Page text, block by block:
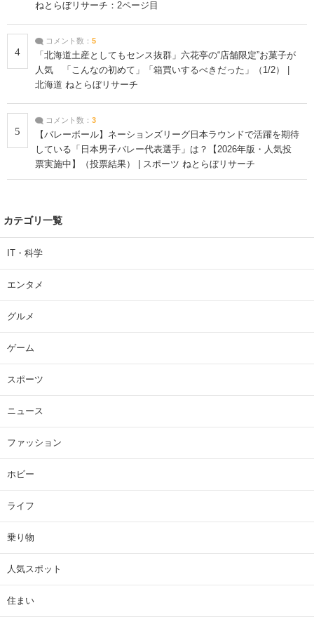
ねとらぼリサーチ：2ページ目
4
コメント数： 5
「北海道土産としてもセンス抜群」六花亭の“店舗限定”お菓子が
人気 「こんなの初めて」「箱買いするべきだった」（1/2） |
北海道 ねとらぼリサーチ
5
コメント数： 3
【バレーボール】ネーションズリーグ日本ラウンドで活躍を期待
している「日本男子バレー代表選手」は？【2026年版・人気投
票実施中】（投票結果） | スポーツ ねとらぼリサーチ
カテゴリ一覧
IT・科学
エンタメ
グルメ
ゲーム
スポーツ
ニュース
ファッション
ホビー
ライフ
乗り物
人気スポット
住まい